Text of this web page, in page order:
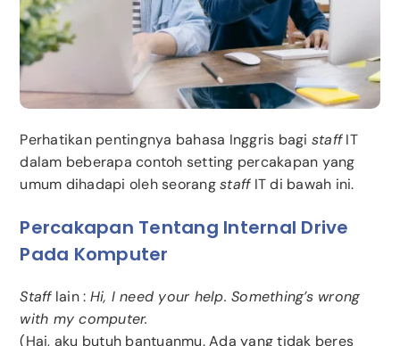
Perhatikan pentingnya bahasa Inggris bagi staffIT
dalam beberapa contoh setting percakapan yang
umum dihadapi oleh seorangstaffIT di bawah ini.
Percakapan Tentang Internal Drive
Pada Komputer
Stafflain : Hi, I need your help. Something’s wrong
with my computer.
(Hai, aku butuh bantuanmu. Ada yang tidak beres